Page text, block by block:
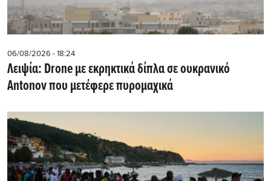
06/08/2026 - 18:24
Λειψία: Drone με εκρηκτικά δίπλα σε ουκρανικό
Antonov που μετέφερε πυρομαχικά